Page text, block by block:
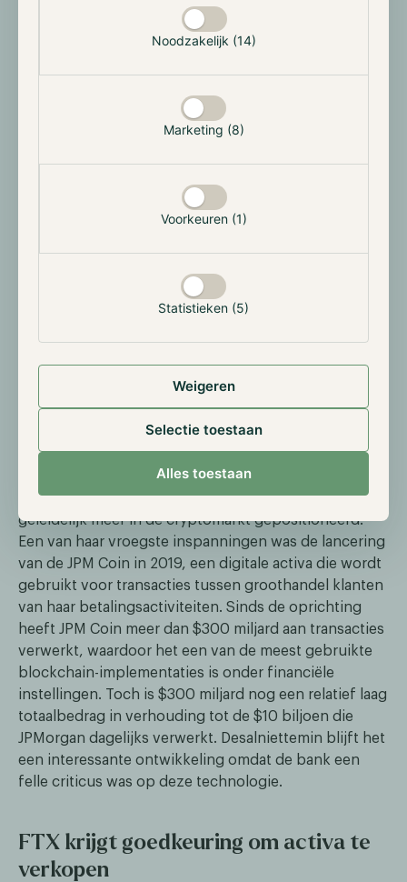
Noodzakelijk (14)
Marketing (8)
Voorkeuren (1)
Statistieken (5)
Weigeren
Selectie toestaan
Alles toestaan
waaruit bleek dat de prominente investeringsbank
JPMorgan werkt aan een nieuwe, op blockchain
heeft de onderliggende infrastructuur gebouwd
waarop deze token zal opereren, met als doel de
betalingen en afwikkelingen te versnellen. De
stortingstoken zal de stortingen van klanten
vertegenwoordigen en worden gebruikt voor
afwikkelingen tussen andere financiële instellingen.
Daarnaast zal deze worden toegepast in de handel
van getokeniseerde effecten, niet van retail-
transacties. JPMorgan heeft deze stortingstoken nog
niet gecreëerd, aangezien dit proces eerst nog de
goedkeuring vereist van Amerikaanse regulerende
De afgelopen 4 jaar heeft de investeringsbank zich
geleidelijk meer in de cryptomarkt gepositioneerd.
Een van haar vroegste inspanningen was de lancering
van de JPM Coin in 2019, een digitale activa die wordt
gebruikt voor transacties tussen groothandel klanten
van haar betalingsactiviteiten. Sinds de oprichting
heeft JPM Coin meer dan $300 miljard aan transacties
verwerkt, waardoor het een van de meest gebruikte
blockchain-implementaties is onder financiële
instellingen. Toch is $300 miljard nog een relatief laag
totaalbedrag in verhouding tot de $10 biljoen die
JPMorgan dagelijks verwerkt. Desalniettemin blijft het
een interessante ontwikkeling omdat de bank een
felle criticus was op deze technologie.
FTX krijgt goedkeuring om activa te
verkopen